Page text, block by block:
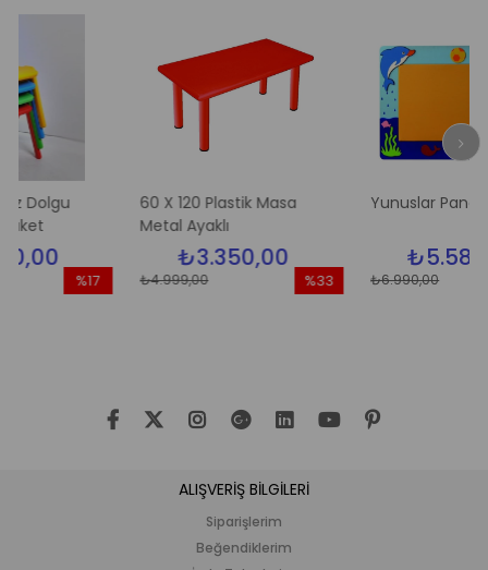
60 X 120 Plastik Masa
Metal Ayaklı
₺3.350,00
₺4.999,00
Yunuslar Pano
₺5.580,00
₺6.990,00
ALIŞVERİŞ BİLGİLERİ
Siparişlerim
Beğendiklerim